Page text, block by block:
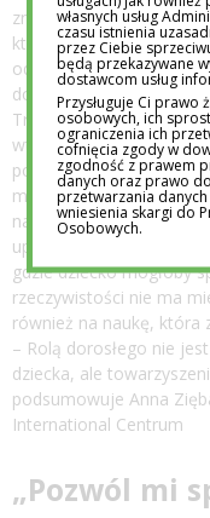
znalezienie równowagi
która daje dziecku
odbiera mu możliwości
doświadczeń.
Troskliwy rodzic jest
wtedy, gdy naprawdę
popełniania błędów, nie
mu doświadczać świata
nadopiekuńczość często
uprzedzaniu każdej
gdzie dziecko mogłoby
rzeczywistości nie ma
również na naukę, która
– Rolą dorosłego nie
dziecka, ale
podsumowuje Anna
International Centrum
„Pozwól mi
własnych usług
czasu istnienia
przez Ciebie
będą przekazywane
dostawcom usług
Przysługuje Ci
osobowych, ich
ograniczenia ich
cofnięcia zgody w
zgodność z prawem
danych oraz prawo
przetwarzania
wniesienia skargi do
Osobowych.